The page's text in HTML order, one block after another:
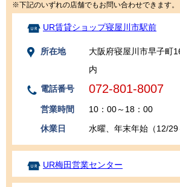
※下記のいずれの店舗でもお問い合わせできます。
UR賃貸ショップ寝屋川市駅前
所在地
大阪府寝屋川市早子
内
電話番号
072-801-8007
営業時間
10：00～18：00
休業日
水曜、年末年始（12/
UR梅田営業センター